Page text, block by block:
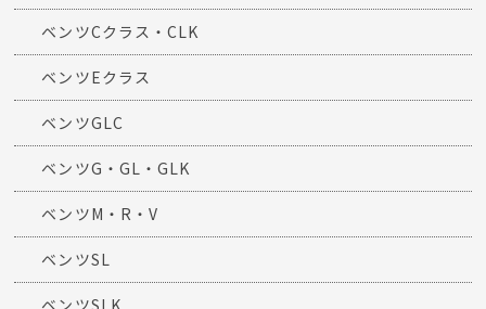
ベンツCクラス・CLK
ベンツEクラス
ベンツGLC
ベンツG・GL・GLK
ベンツM・R・V
ベンツSL